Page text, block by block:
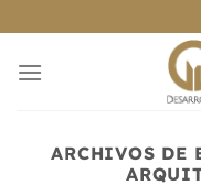
al
contenido
ARCHIVOS DE